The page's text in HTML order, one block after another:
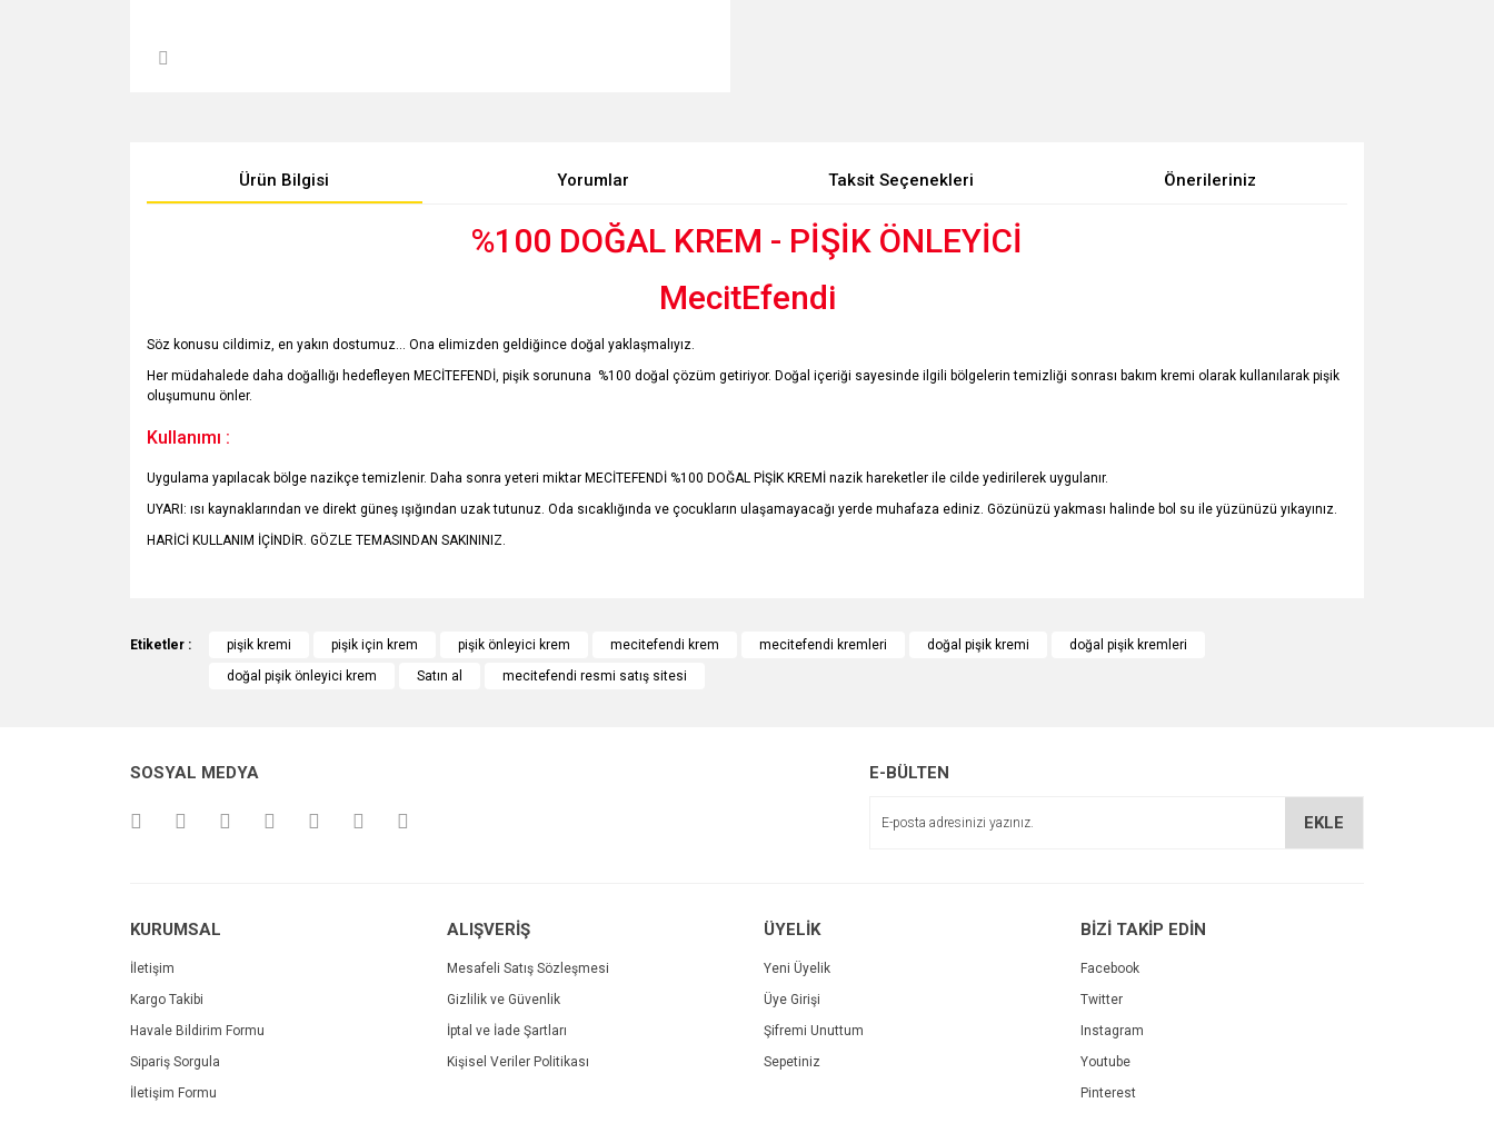
Ürün Bilgisi Yorumlar Taksit Seçenekleri Önerileriniz
%100 DOĞAL KREM - PİŞİK ÖNLEYİCİ
MecitEfendi
Söz konusu cildimiz, en yakın dostumuz... Ona elimizden geldiğince doğal yaklaşmalıyız.
Her müdahalede daha doğallığı hedefleyen MECİTEFENDİ, pişik sorununa %100 doğal çözüm getiriyor. Doğal içeriği sayesinde ilgili bölgelerin temizliği sonrası bakım kremi olarak kullanılarak pişik
oluşumunu önler.
Kullanımı :
Uygulama yapılacak bölge nazikçe temizlenir. Daha sonra yeteri miktar MECİTEFENDİ %100 DOĞAL PİŞİK KREMİ nazik hareketler ile cilde yedirilerek uygulanır.
UYARI: ısı kaynaklarından ve direkt güneş ışığından uzak tutunuz. Oda sıcaklığında ve çocukların ulaşamayacağı yerde muhafaza ediniz. Gözünüzü yakması halinde bol su ile yüzünüzü yıkayınız.
HARİCİ KULLANIM İÇİNDİR. GÖZLE TEMASINDAN SAKININIZ.
Bu ürüne ilk yorumu siz yapın!
Ürün resmi kalitesiz, bozuk veya görüntülenemiyor.
Ürün fiyatı diğer sitelerden daha pahalı.
Etiketler : pişik kremi pişik için krem pişik önleyici krem mecitefendi krem mecitefendi kremleri doğal pişik kremi
doğal pişik kremleri
doğal pişik önleyici krem
Satın al mecitefendi resmi satış sitesi
SOSYAL MEDYA E-BÜLTEN
EKLE
KURUMSAL
İletişim
Kargo Takibi
Havale Bildirim Formu
Sipariş Sorgula
İletişim Formu
ALIŞVERİŞ
Mesafeli Satış Sözleşmesi
Gizlilik ve Güvenlik
İptal ve İade Şartları
Kişisel Veriler Politikası
ÜYELİK
Yeni Üyelik
Üye Girişi
Şifremi Unuttum
Sepetiniz
BİZİ TAKİP EDİN
Facebook
Twitter
Instagram
Youtube
Pinterest